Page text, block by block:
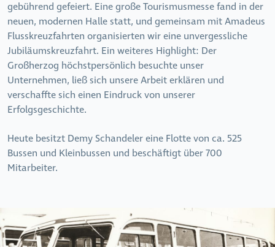
gebührend gefeiert. Eine große Tourismusmesse fand in der
neuen, modernen Halle statt, und gemeinsam mit Amadeus
Flusskreuzfahrten organisierten wir eine unvergessliche
Jubiläumskreuzfahrt. Ein weiteres Highlight: Der
Großherzog höchstpersönlich besuchte unser
Unternehmen, ließ sich unsere Arbeit erklären und
verschaffte sich einen Eindruck von unserer
Erfolgsgeschichte.
Heute besitzt Demy Schandeler eine Flotte von ca. 525
Bussen und Kleinbussen und beschäftigt über 700
Mitarbeiter.